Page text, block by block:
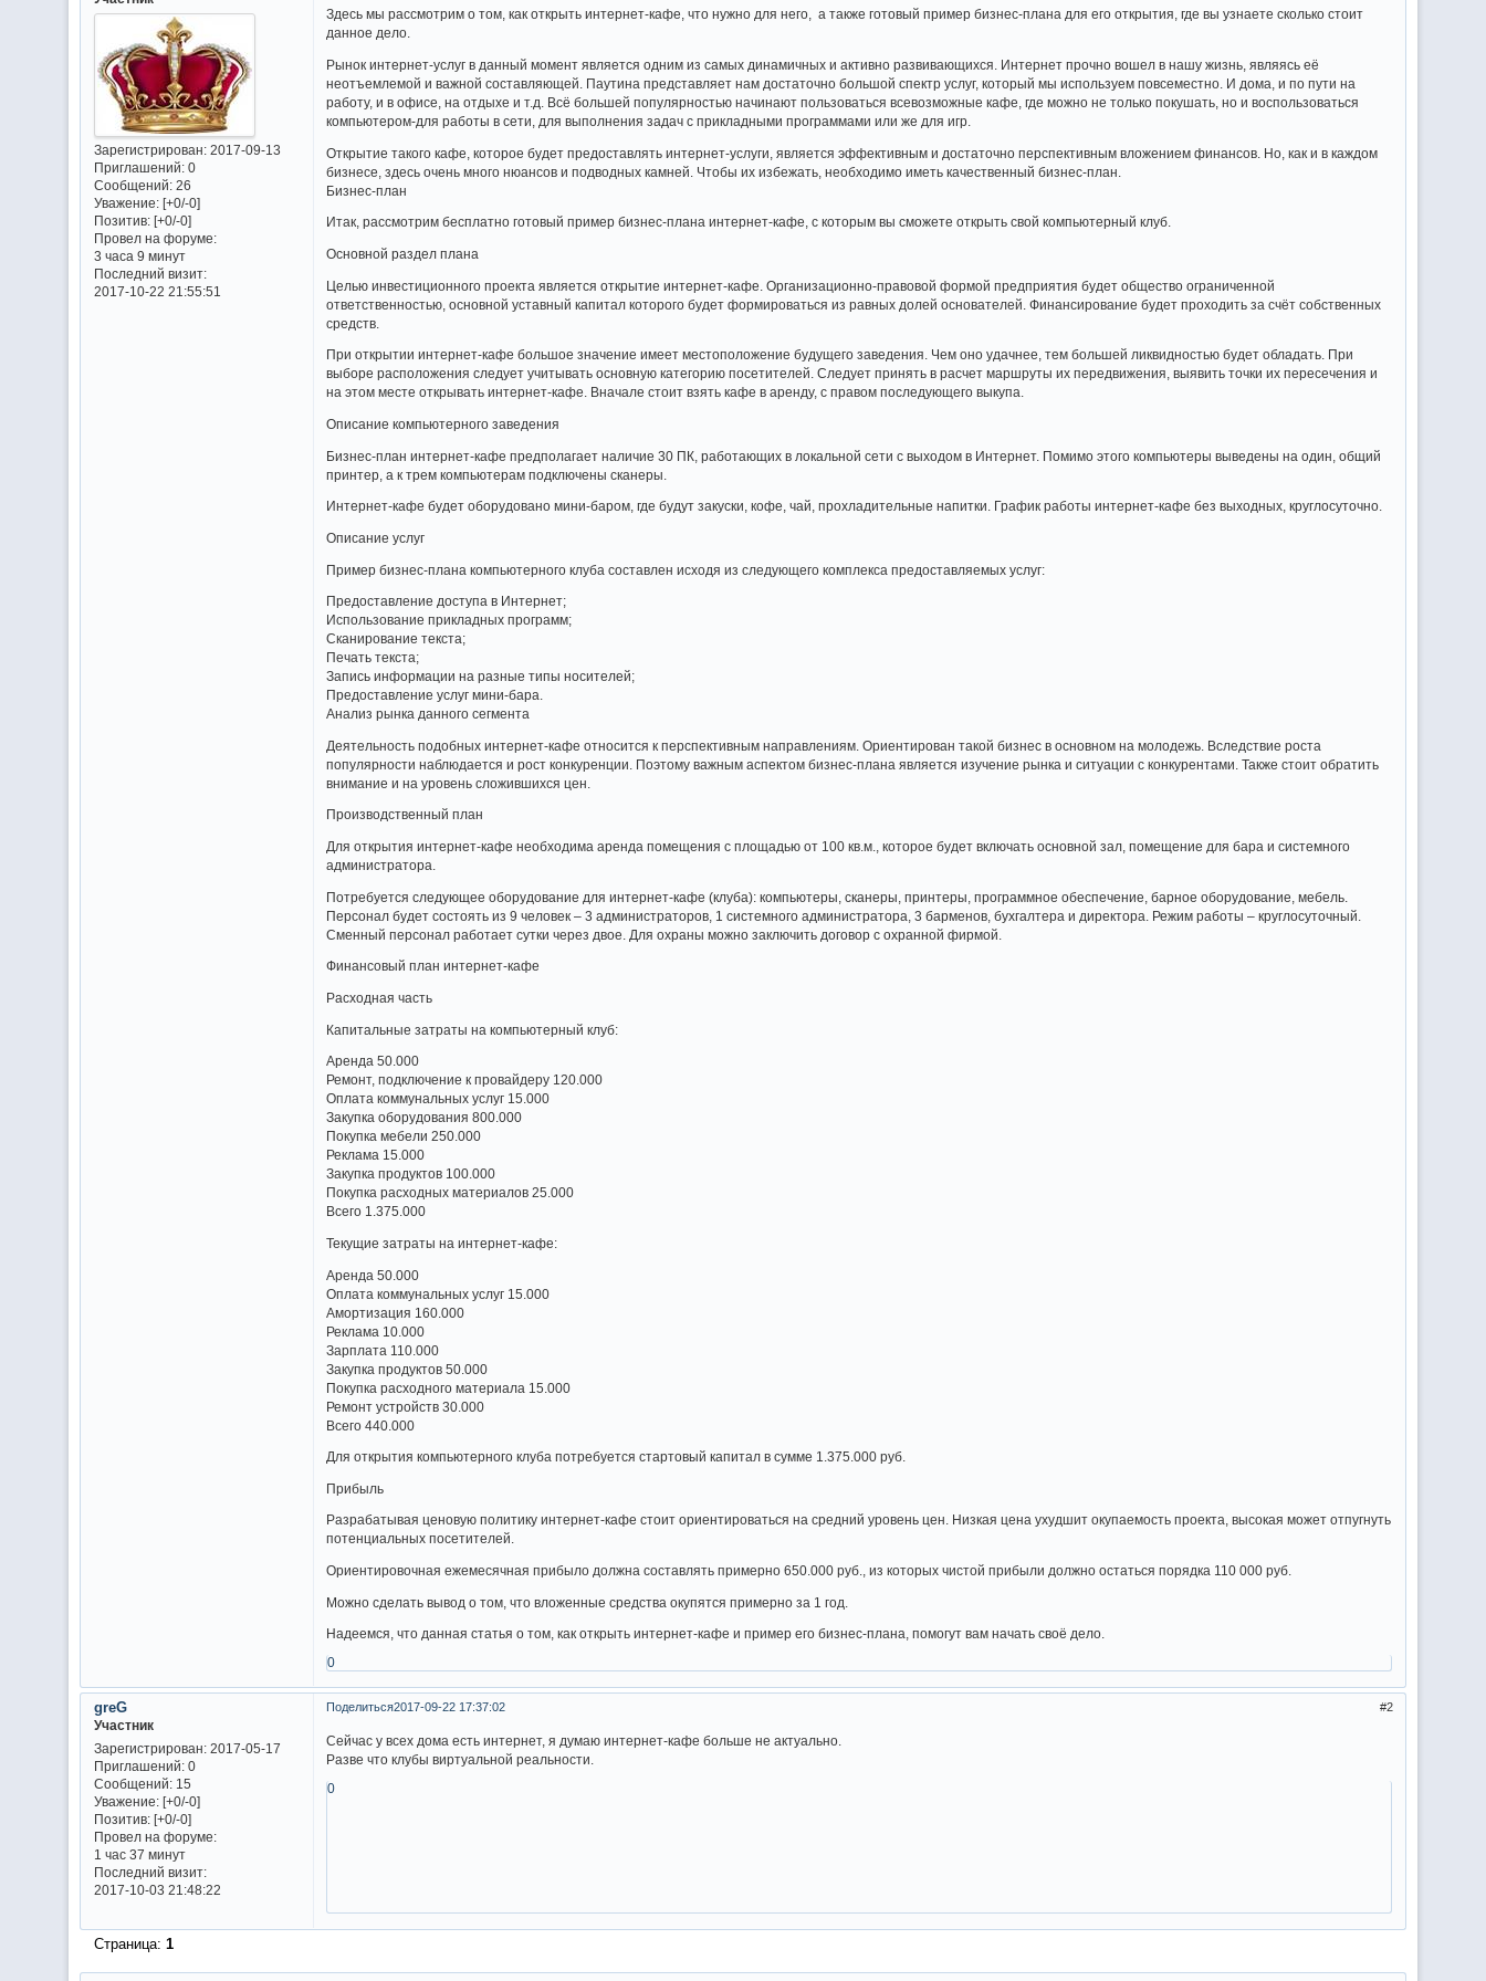
Зарегистрирован: 2017-09-13
Приглашений:0
Сообщений:26
Уважение: [+0/-0]
Позитив: [+0/-0]
Провел на форуме:
3 часа 9 минут
Последний визит:
2017-10-22 21:55:51
Здесь мы рассмотрим о том, как открыть интернет-кафе, что нужно для него, а также готовый пример бизнес-плана для его открытия, где вы узнаете сколько стоит
данное дело.
Рынок интернет-услуг в данный момент является одним из самых динамичных и активно развивающихся. Интернет прочно вошел в нашу жизнь, являясь её
неотъемлемой и важной составляющей. Паутина представляет нам достаточно большой спектр услуг, который мы используем повсеместно. И дома, и по пути на
работу, и в офисе, на отдыхе и т.д. Всё большей популярностью начинают пользоваться всевозможные кафе, где можно не только покушать, но и воспользоваться
компьютером-для работы в сети, для выполнения задач с прикладными программами или же для игр.
Открытие такого кафе, которое будет предоставлять интернет-услуги, является эффективным и достаточно перспективным вложением финансов. Но, как и в каждом
бизнесе, здесь очень много нюансов и подводных камней. Чтобы их избежать, необходимо иметь качественный бизнес-план.
Бизнес-план
Итак, рассмотрим бесплатно готовый пример бизнес-плана интернет-кафе, с которым вы сможете открыть свой компьютерный клуб.
Основной раздел плана
Целью инвестиционного проекта является открытие интернет-кафе. Организационно-правовой формой предприятия будет общество ограниченной
ответственностью, основной уставный капитал которого будет формироваться из равных долей основателей. Финансирование будет проходить за счёт собственных
средств.
При открытии интернет-кафе большое значение имеет местоположение будущего заведения. Чем оно удачнее, тем большей ликвидностью будет обладать. При
выборе расположения следует учитывать основную категорию посетителей. Следует принять в расчет маршруты их передвижения, выявить точки их пересечения и
на этом месте открывать интернет-кафе. Вначале стоит взять кафе в аренду, с правом последующего выкупа.
Описание компьютерного заведения
Бизнес-план интернет-кафе предполагает наличие 30 ПК, работающих в локальной сети с выходом в Интернет. Помимо этого компьютеры выведены на один, общий
принтер, а к трем компьютерам подключены сканеры.
Интернет-кафе будет оборудовано мини-баром, где будут закуски, кофе, чай, прохладительные напитки. График работы интернет-кафе без выходных, круглосуточно.
Описание услуг
Пример бизнес-плана компьютерного клуба составлен исходя из следующего комплекса предоставляемых услуг:
Предоставление доступа в Интернет;
Использование прикладных программ;
Сканирование текста;
Печать текста;
Запись информации на разные типы носителей;
Предоставление услуг мини-бара.
Анализ рынка данного сегмента
Деятельность подобных интернет-кафе относится к перспективным направлениям. Ориентирован такой бизнес в основном на молодежь. Вследствие роста
популярности наблюдается и рост конкуренции. Поэтому важным аспектом бизнес-плана является изучение рынка и ситуации с конкурентами. Также стоит обратить
внимание и на уровень сложившихся цен.
Производственный план
Для открытия интернет-кафе необходима аренда помещения с площадью от 100 кв.м., которое будет включать основной зал, помещение для бара и системного
администратора.
Потребуется следующее оборудование для интернет-кафе (клуба): компьютеры, сканеры, принтеры, программное обеспечение, барное оборудование, мебель.
Персонал будет состоять из 9 человек – 3 администраторов, 1 системного администратора, 3 барменов, бухгалтера и директора. Режим работы – круглосуточный.
Сменный персонал работает сутки через двое. Для охраны можно заключить договор с охранной фирмой.
Финансовый план интернет-кафе
Расходная часть
Капитальные затраты на компьютерный клуб:
Аренда 50.000
Ремонт, подключение к провайдеру 120.000
Оплата коммунальных услуг 15.000
Закупка оборудования 800.000
Покупка мебели 250.000
Реклама 15.000
Закупка продуктов 100.000
Покупка расходных материалов 25.000
Всего 1.375.000
Текущие затраты на интернет-кафе:
Аренда 50.000
Оплата коммунальных услуг 15.000
Амортизация 160.000
Реклама 10.000
Зарплата 110.000
Закупка продуктов 50.000
Покупка расходного материала 15.000
Ремонт устройств 30.000
Всего 440.000
Для открытия компьютерного клуба потребуется стартовый капитал в сумме 1.375.000 руб.
Прибыль
Разрабатывая ценовую политику интернет-кафе стоит ориентироваться на средний уровень цен. Низкая цена ухудшит окупаемость проекта, высокая может отпугнуть
потенциальных посетителей.
Ориентировочная ежемесячная прибыло должна составлять примерно 650.000 руб., из которых чистой прибыли должно остаться порядка 110 000 руб.
Можно сделать вывод о том, что вложенные средства окупятся примерно за 1 год.
Надеемся, что данная статья о том, как открыть интернет-кафе и пример его бизнес-плана, помогут вам начать своё дело.
0
Поделиться 2
2017-09-22 17:37:02
greG
Участник
Зарегистрирован: 2017-05-17
Приглашений:0
Сообщений:15
Уважение: [+0/-0]
Позитив: [+0/-0]
Провел на форуме:
1 час 37 минут
Последний визит:
2017-10-03 21:48:22
Сейчас у всех дома есть интернет, я думаю интернет-кафе больше не актуально.
Разве что клубы виртуальной реальности.
0
Страница: 1